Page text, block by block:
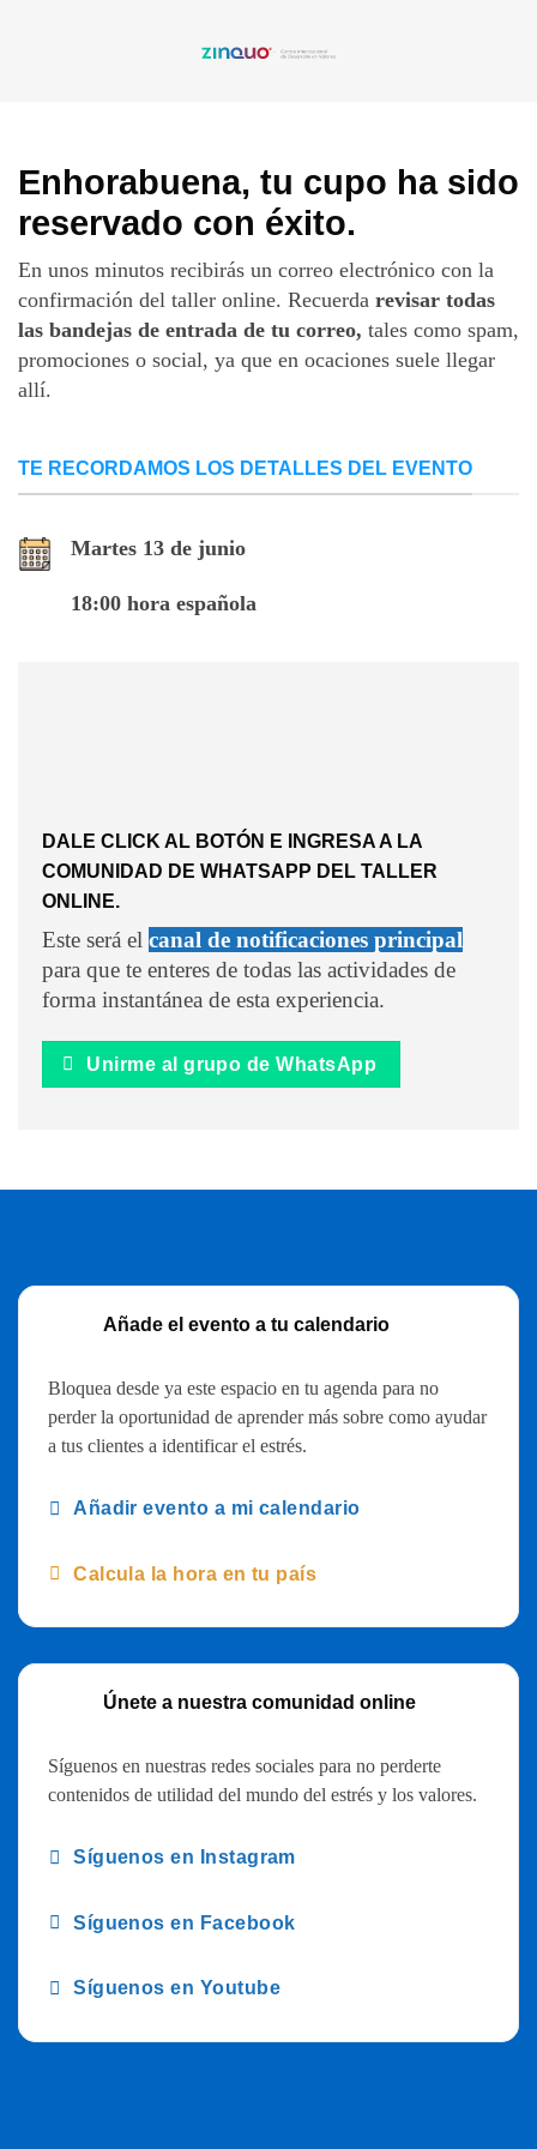
Enhorabuena, tu cupo ha sido
reservado con éxito.
En unos minutos recibirás un correo electrónico con la
confirmación del taller online. Recuerda revisar todas
las bandejas de entrada de tu correo, tales como spam,
promociones o social, ya que en ocaciones suele llegar
allí.
TE RECORDAMOS LOS DETALLES DEL EVENTO
Martes 13 de junio
18:00 hora española
DALE CLICK AL BOTÓN E INGRESA A LA
COMUNIDAD DE WHATSAPP DEL TALLER
ONLINE.
Este será el canal de notificaciones principal
para que te enteres de todas las actividades de
forma instantánea de esta experiencia.
Unirme al grupo de WhatsApp
Añade el evento a tu calendario
Bloquea desde ya este espacio en tu agenda para no
perder la oportunidad de aprender más sobre como ayudar
a tus clientes a identificar el estrés.
Añadir evento a mi calendario
Calcula la hora en tu país
Únete a nuestra comunidad online
Síguenos en nuestras redes sociales para no perderte
contenidos de utilidad del mundo del estrés y los valores.
Síguenos en Instagram
Síguenos en Facebook
Síguenos en Youtube